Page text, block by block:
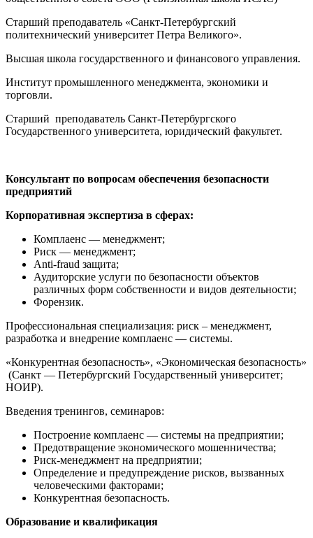
Старший преподаватель «Санкт-Петербургский
политехнический университет Петра Великого».
Высшая школа государственного и финансового управления.
Институт промышленного менеджмента, экономики и
торговли.
Старший преподаватель Санкт-Петербургского
Государственного университета, юридический факультет.
Консультант по вопросам обеспечения безопасности
предприятий
Корпоративная экспертиза в сферах:
Комплаенс — менеджмент;
Риск — менеджмент;
Anti-fraud защита;
Аудиторские услуги по безопасности объектов
различных форм собственности и видов деятельности;
Форензик.
Профессиональная специализация: риск – менеджмент,
разработка и внедрение комплаенс — системы.
«Конкурентная безопасность», «Экономическая безопасность»
(Санкт — Петербургский Государственный университет;
НОИР).
Введения тренингов, семинаров:
Построение комплаенс — системы на предприятии;
Предотвращение экономического мошенничества;
Риск-менеджмент на предприятии;
Определение и предупреждение рисков, вызванных
человеческими факторами;
Конкурентная безопасность.
Образование и квалификация